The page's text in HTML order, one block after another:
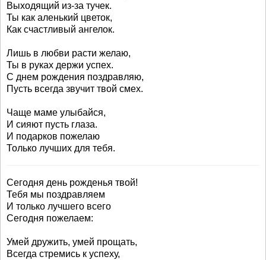
Выходящий из-за тучек.
Ты как аленький цветок,
Как счастливый ангелок.
Лишь в любви расти желаю,
Ты в руках держи успех.
С днем рождения поздравляю,
Пусть всегда звучит твой смех.
Чаще маме улыбайся,
И сияют пусть глаза.
И подарков пожелаю
Только лучших для тебя.
Сегодня день рожденья твой!
Тебя мы поздравляем
И только лучшего всего
Сегодня пожелаем:
Умей дружить, умей прощать,
Всегда стремись к успеху,